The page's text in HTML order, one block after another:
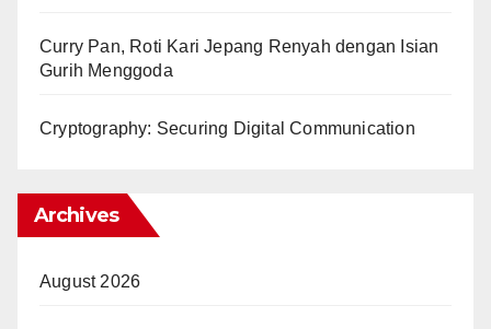
Curry Pan, Roti Kari Jepang Renyah dengan Isian
Gurih Menggoda
Cryptography: Securing Digital Communication
Archives
August 2026